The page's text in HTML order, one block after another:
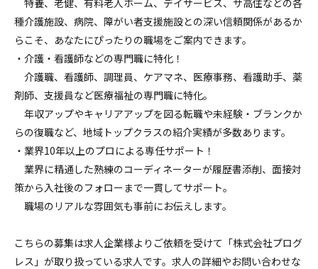
特養、老健、有料老人ホーム、デイサービス、サ高住などの各
種介護施設、病院、障がい者支援施設との深い信頼関係があるか
らこそ、あなたにぴったりの職場をご案内できます。
・介護・看護師などの専門職に特化！
介護職、看護師、調理員、ケアマネ、医療事務、看護助手、薬
剤師、支援員など医療福祉の専門職に特化。
年収アップやキャリアアップを図る転職や未経験・ブランクか
らの復職など、地域トップクラスの紹介実績が多数あります。
・業界10年以上のプロによる専任サポート！
業界に精通した熟練のコーディネーターが履歴書添削、面接対
策から入社後のフォローまで一貫してサポート。
職場のリアルな雰囲気も事前にお伝えします。
こちらの募集は求人企業様よりご依頼を受けて「株式会社プログ
レス」が取り扱っている求人です。求人の詳細やお問い合わせな